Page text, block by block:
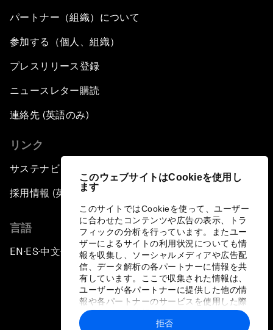
このウェブサイトはCookieを使用し
ます
このサイトではCookieを使って、ユーザー
に合わせたコンテンツや広告の表示、トラ
フィックの分析を行っています。またユー
ザーによるサイトの利用状況についても情
報を収集し、ソーシャルメディアや広告配
信、データ解析の各パートナーに情報を共
有しています。ここで収集された情報は、
ユーザーが各パートナーに提供した他の情
報や各パートナーのサービスを使用した際
に収集された情報と組み合わされ、各パー
トナーによって使用されることがありま
拒否
パートナー（組織）について
参加する（個人、組織）
プレスリリース登録
ニュースレター購読
連絡先 (英語のみ)
リンク
サステナビリティへの取り組み
採用情報 (英語のみ)
言語
EN ▪ ES▪中文▪ 日本語